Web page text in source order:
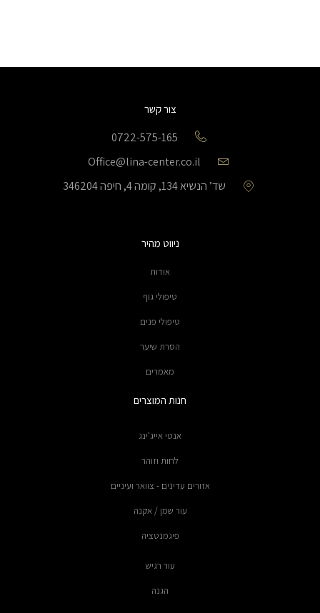
צור קשר
0722-575-165
Office@lina-center.co.il
שד’ הנשיא 134, קומה 4, חיפה 346204
ניווט מהיר
אודות
טיפולי גוף
טיפולי פנים
הסרת שיער
מאמרים
חנות המוצרים
אנטי אייג'ינג
לחות וזוהר
אזורים עדינים - צוואר ועיניים
עור שמן / אקנה
פיגמנטציה
עור רגיש
הגנה